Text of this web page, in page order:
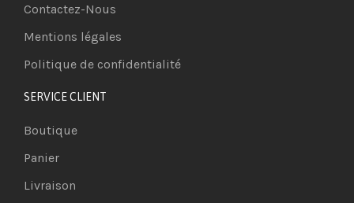
Contactez-Nous
Mentions légales
Politique de confidentialité
SERVICE CLIENT
Boutique
Panier
Livraison